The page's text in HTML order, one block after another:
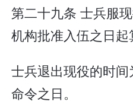
第二十九条 士兵服
机构批准入伍之日起
士兵退出现役的时
命令之日。